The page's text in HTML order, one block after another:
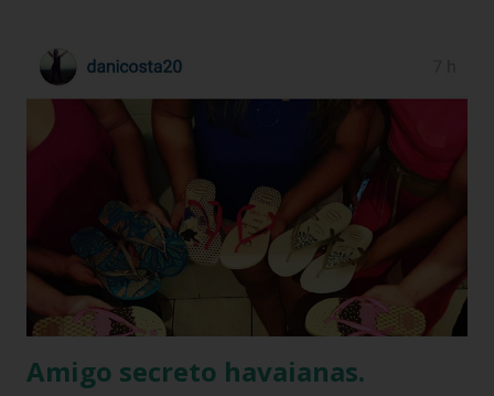
Amigo secreto havaianas.